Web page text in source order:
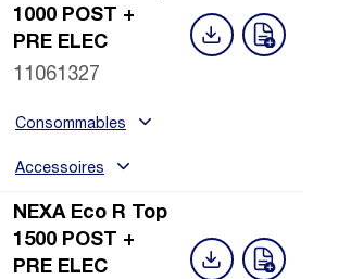
1000 POST +
PRE ELEC
11061327
Consommables
Accessoires
NEXA Eco R Top
1500 POST +
PRE ELEC